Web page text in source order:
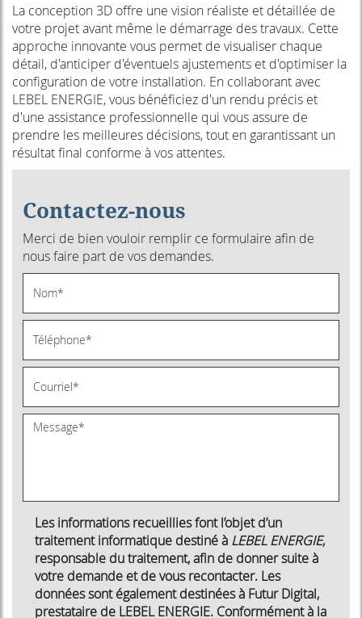
La conception 3D offre une vision réaliste et détaillée de
votre projet avant même le démarrage des travaux. Cette
approche innovante vous permet de visualiser chaque
détail, d'anticiper d'éventuels ajustements et d'optimiser la
configuration de votre installation. En collaborant avec
LEBEL ENERGIE, vous bénéficiez d'un rendu précis et
d'une assistance professionnelle qui vous assure de
prendre les meilleures décisions, tout en garantissant un
résultat final conforme à vos attentes.
Contactez-nous
Merci de bien vouloir remplir ce formulaire afin de
nous faire part de vos demandes.
Les informations recueillies font l’objet d’un
traitement informatique destiné àLEBEL ENERGIE,
responsable du traitement, afin de donner suite à
votre demande et de vous recontacter. Les
données sont également destinées à Futur Digital,
prestataire de LEBEL ENERGIE. Conformément à la